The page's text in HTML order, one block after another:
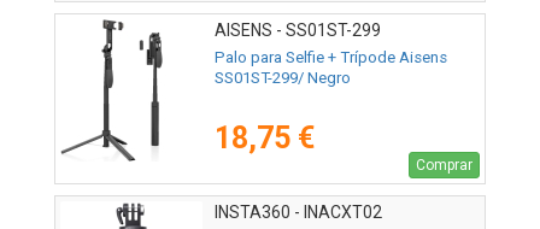
AISENS - SS01ST-299
Palo para Selfie + Trípode Aisens
SS01ST-299/ Negro
18,75 €
Comprar
INSTA360 - INACXT02